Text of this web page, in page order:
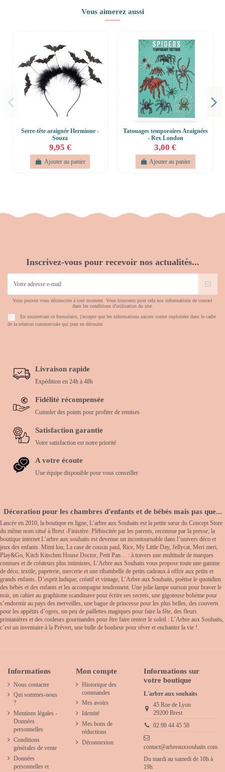
Vous aimerez aussi
Serre-tête araignée Hermione -
Souza
9,95 €
Ajouter au panier
Tatouages temporaires Araignées
- Rex London
3,00 €
Ajouter au panier
Inscrivez-vous pour recevoir nos actualités...
Vous pouvez vous désinscrire à tout moment. Vous trouverez pour cela nos informations de contact
dans les conditions d'utilisation du site.
En soumettant ce formulaire, j'accepte que les informations saisies soient exploitées dans le cadre
de la relation commerciale qui peut en découler.
Livraison rapide
Expédition en 24h à 48h
Fidélité récompensée
Cumuler des points pour profiter de remises
Satisfaction garantie
Votre satisfaction est notre priorité
A votre écoute
Une équipe disponible pour vous conseiller
Décoration pour les chambres d'enfants et de bébés mais pas que...
Lancée en 2010, la boutique en ligne, L’arbre aux Souhaits est la petite sœur du Concept Store
du même nom situé à Brest -Finistère. Plébiscitée par les parents, reconnue par la presse, la
boutique internet L’arbre aux souhaits est devenue un incontournable dans l’univers déco et
jeux des enfants. Mimi lou, La case de cousin paul, Rice, My Little Day, Jellycat, Meri meri,
Play&Go, Kitch Kitschen House Doctor, Petit Pan… : à travers une multitude de marques
connues et de créateurs plus intimistes, L’Arbre aux Souhaits vous propose toute une gamme
de déco, textile, papeterie, mercerie et une ribambelle de petits cadeaux à offrir aux petits et
grands enfants. D’esprit ludique, créatif et vintage, L’Arbre aux Souhaits, poétise le quotidien
des bébés et des enfants et les accompagne tendrement. Une jolie lampe ourson pour braver le
noir, un cahier au graphisme scandinave pour écrire ses secrets, une gigoteuse bohème pour
s’endormir au pays des merveilles, une bague de princesse pour les plus belles, des couverts
pour les appétits d’ogres, un peu de paillettes magiques pour faire la fête, des fleurs
printanières et des couleurs gourmandes pour être faire rentrer le soleil : L’Arbre aux Souhaits,
c’est un inventaire à la Prévert, une bulle de bonheur pour rêver et enchanter la vie !.
Informations
Nous contacter
Qui sommes-nous
?
Mentions légales -
Données
personnelles
Conditions
générales de vente
Données
personnelles et
Mon compte
Historique des
commandes
Mes avoirs
Identité
Mes bons de
réductions
Déconnexion
Informations sur
votre boutique
L'arbre aux souhaits
45 Rue de Lyon
29200 Brest
02 98 44 45 58
contact@arbreauxsouhaits.com
Du mardi au samedi de 10h à
19h